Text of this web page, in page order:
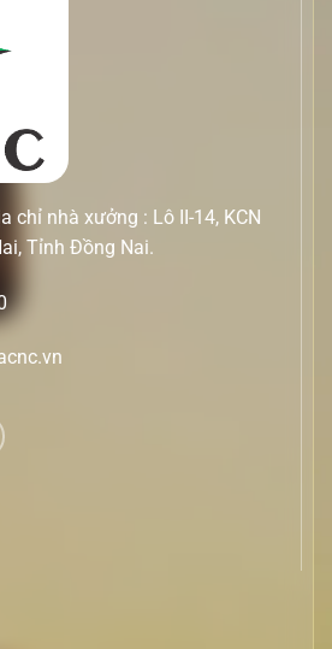
chỉ nhà xưởng : Lô II-14, KCN
Tỉnh Đồng Nai.